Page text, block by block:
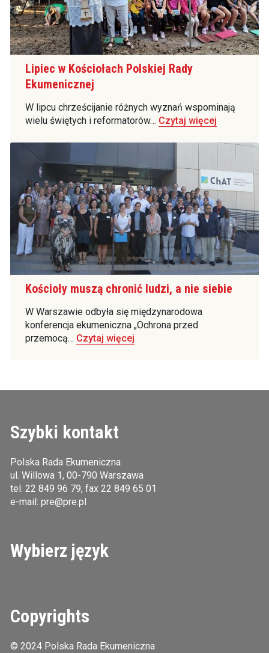
Lipiec w Kościołach Polskiej Rady
Ekumenicznej
W lipcu chrześcijanie różnych wyznań wspominają
wielu świętych i reformatorów… Czytaj więcej
Kościoły muszą chronić ludzi, a nie siebie
W Warszawie odbyła się międzynarodowa
konferencja ekumeniczna „Ochrona przed
przemocą… Czytaj więcej
Szybki kontakt
Polska Rada Ekumeniczna
ul. Willowa 1, 00-790 Warszawa
tel. 22 849 96 79, fax 22 849 65 01
e-mail: pre@pre.pl
Wybierz język
Copyrights
© 2024 Polska Rada Ekumeniczna